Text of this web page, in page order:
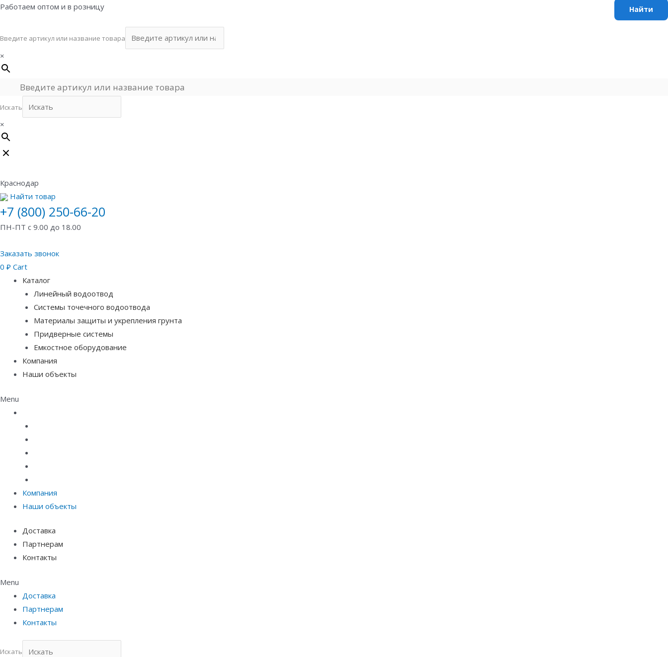
Перейти
Работаем оптом и в розницу
Введите артикул или название товара
×
Искать
×
Краснодар
Найти товар
+7 (800) 250-66-20
ПН-ПТ с 9.00 до 18.00
Заказать звонок
0 ₽ Cart
Каталог
Линейный водоотвод
Системы точечного водоотвода
Материалы защиты и укрепления грунта
Придверные системы
Емкостное оборудование
Компания
Наши объекты
Menu
Компания
Наши объекты
Доставка
Партнерам
Контакты
Menu
Доставка
Партнерам
Контакты
Искать